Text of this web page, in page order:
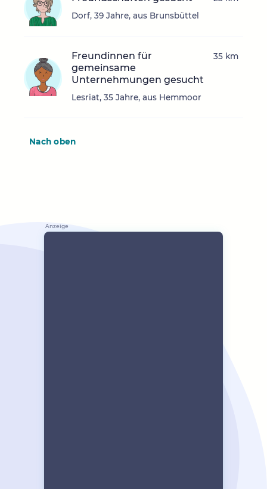
Dorf, 39 Jahre, aus Brunsbüttel
Freundinnen für
gemeinsame
Unternehmungen gesucht
Lesriat, 35 Jahre, aus Hemmoor
35 km
Nach oben